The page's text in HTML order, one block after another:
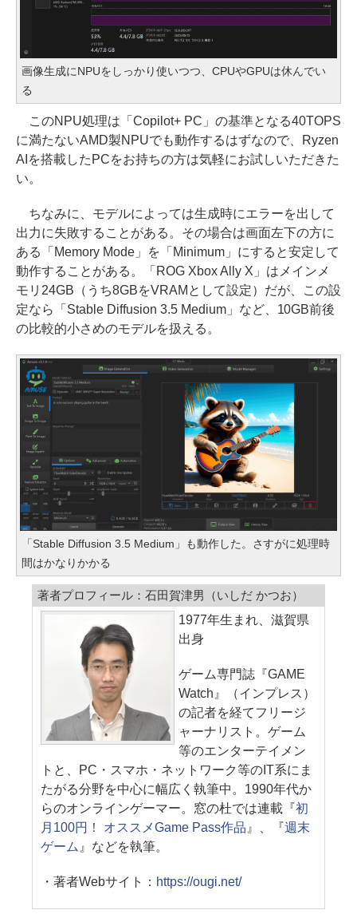
画像生成にNPUをしっかり使いつつ、CPUやGPUは休んでい
る
このNPU処理は「Copilot+ PC」の基準となる40TOPS
に満たないAMD製NPUでも動作するはずなので、Ryzen
AIを搭載したPCをお持ちの方は気軽にお試しいただきた
い。
ちなみに、モデルによっては生成時にエラーを出して
出力に失敗することがある。その場合は画面左下の方に
ある「Memory Mode」を「Minimum」にすると安定して
動作することがある。「ROG Xbox Ally X」はメインメ
モリ24GB（うち8GBをVRAMとして設定）だが、この設
定なら「Stable Diffusion 3.5 Medium」など、10GB前後
の比較的小さめのモデルを扱える。
「Stable Diffusion 3.5 Medium」も動作した。さすがに処理時
間はかなりかかる
著者プロフィール：石田賀津男（いしだ かつお）
1977年生まれ、滋賀県
出身
ゲーム専門誌『GAME
Watch』（インプレス）
の記者を経てフリージ
ャーナリスト。ゲーム
等のエンターテイメン
トと、PC・スマホ・ネットワーク等のIT系にま
たがる分野を中心に幅広く執筆中。1990年代か
らのオンラインゲーマー。窓の杜では連載『初
月100円！ オススメGame Pass作品』、『週末
ゲーム』などを執筆。
・著者Webサイト： https://ougi.net/